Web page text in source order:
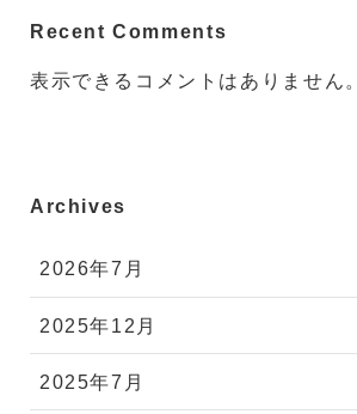
Recent Comments
表示できるコメントはありません。
Archives
2026年7月
2025年12月
2025年7月